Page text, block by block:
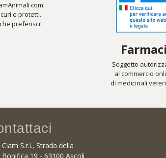
e protetti.
preferisci!
Farmaci
Soggetto
al commercio
di medicinali
Ciam S.r.l., Strada della
Bonifica 19 - 63100 Ascoli